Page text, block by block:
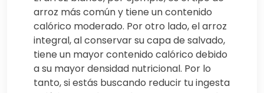
arroz más común y tiene un contenido
calórico moderado. Por otro lado, el arroz
integral, al conservar su capa de salvado,
tiene un mayor contenido calórico debido
a su mayor densidad nutricional. Por lo
tanto, si estás buscando reducir tu ingesta